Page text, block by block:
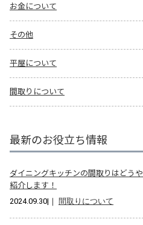
お金について
その他
平屋について
間取りについて
最新のお役立ち情報
ダイニングキッチンの間取りはどう
紹介します！
2024.09.30|｜ 間取りについて